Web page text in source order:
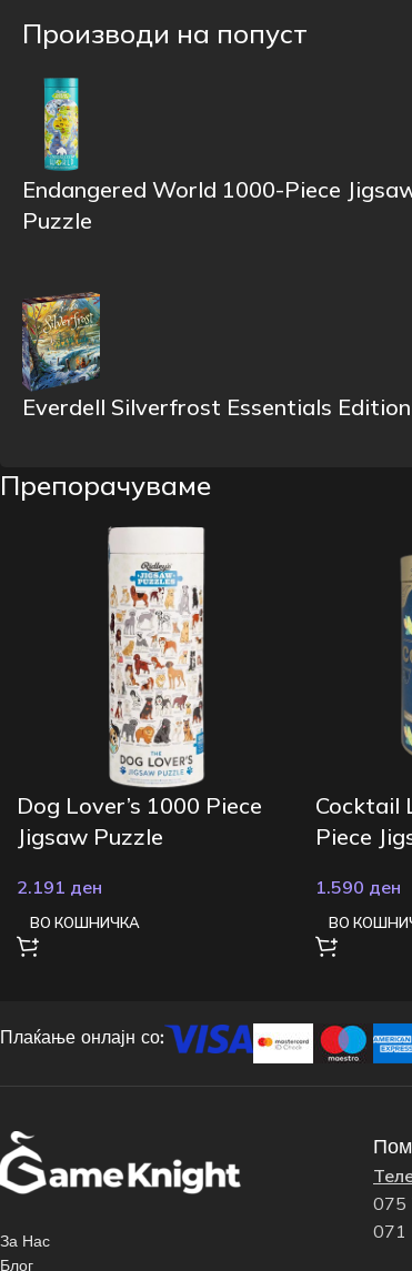
Производи на попуст
Endangered World 1000-Piece
Puzzle
Everdell Silverfrost Essentials Edition
Препорачуваме
Dog Lover’s 1000 Piece
Jigsaw Puzzle
2.191 ден
ВО КОШНИЧКА
Cocktail
Piece
1.590 ден
ВО
Плаќање онлајн со:
За Нас
Блог
075
071